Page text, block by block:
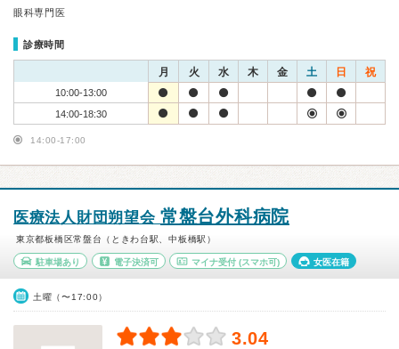
眼科専門医
診療時間
月 火 水 木 金 土 日 祝
10:00-13:00
14:00-18:30
14:00-17:00
医療法人財団朔望会 常盤台外科病院
東京都板橋区常盤台（ときわ台駅、中板橋駅）
駐車場あり 電子決済可 マイナ受付 (スマホ可) 女医在籍
土曜（〜17:00）
3.04